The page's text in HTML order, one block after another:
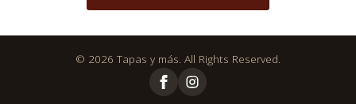
© 2026 Tapas y más. All Rights Reserved.